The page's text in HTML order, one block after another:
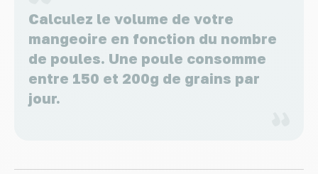
Calculez le volume de votre
mangeoire en fonction du nombre
de poules. Une poule consomme
entre 150 et 200g de grains par
jour.